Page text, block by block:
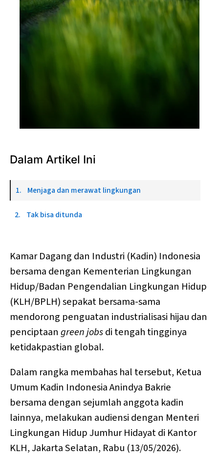
Dalam Artikel Ini
Menjaga dan merawat lingkungan
Tak bisa ditunda
Kamar Dagang dan Industri (Kadin) Indonesia
bersama dengan Kementerian Lingkungan
Hidup/Badan Pengendalian Lingkungan Hidup
(KLH/BPLH) sepakat bersama-sama
mendorong penguatan industrialisasi hijau dan
penciptaan green jobsdi tengah tingginya
ketidakpastian global.
Dalam rangka membahas hal tersebut, Ketua
Umum Kadin Indonesia Anindya Bakrie
bersama dengan sejumlah anggota kadin
lainnya, melakukan audiensi dengan Menteri
Lingkungan Hidup Jumhur Hidayat di Kantor
KLH, Jakarta Selatan, Rabu (13/05/2026).